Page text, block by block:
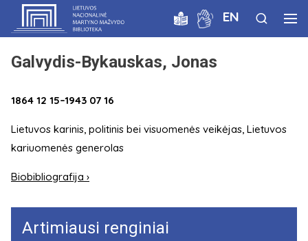
EN
Galvydis-Bykauskas, Jonas
1864 12 15–1943 07 16
Lietuvos karinis, politinis bei visuomenės veikėjas, Lietuvos
kariuomenės generolas
Biobibliografija ›
Artimiausi renginiai